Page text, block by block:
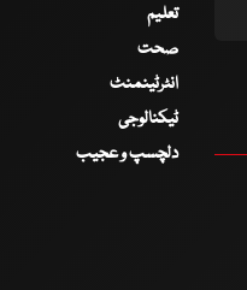
تعلیم
صحت
انٹرٹینمنٹ
ٹیکنالوجی
دلچسپ و عجیب